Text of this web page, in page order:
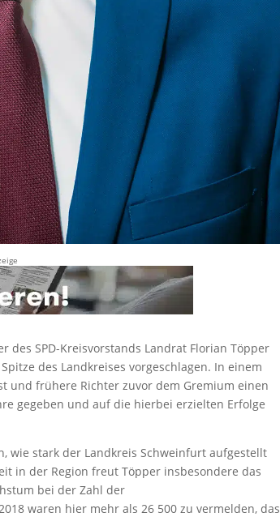
SPD-Kreisvorstands Landrat Florian Töpper
des Landkreises vorgeschlagen. In einem
und frühere Richter zuvor dem Gremium einen
gegeben und auf die hierbei erzielten Erfolge
wie stark der Landkreis Schweinfurt aufgestellt
in der Region freut Töpper insbesondere das
bei der Zahl der
waren hier mehr als 26 500 zu vermelden, das